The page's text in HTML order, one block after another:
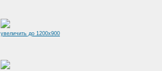
увеличить до 1200x900